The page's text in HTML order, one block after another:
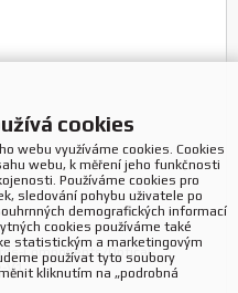
Components/Optical-
V1
cookies
webu využíváme cookies. Cookies
webu, k měření jeho funkčnosti
Používáme cookies pro
sledování pohybu uživatele po
demografických informací
cookies používáme také
statistickým a marketingovým
používat tyto soubory
kliknutím na „podrobná